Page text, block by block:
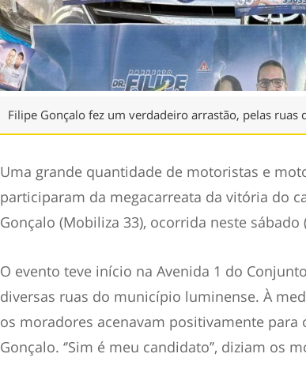
Filipe Gonçalo fez um verdadeiro arrastão, pelas ruas
Uma grande quantidade de motoristas e
participaram da megacarreata da vitória do
Gonçalo (Mobiliza 33), ocorrida neste sábado
O evento teve início na Avenida 1 do
diversas ruas do município luminense. À
os moradores acenavam positivamente para
Gonçalo. ‘’Sim é meu candidato’’, diziam os